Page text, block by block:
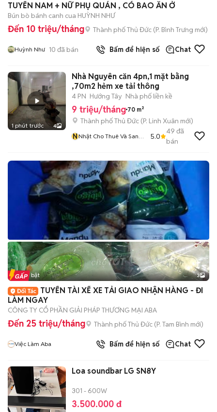
TUYỂN NAM + NỮ PHỤ QUÁN , CÓ BAO ĂN Ở
Bún bò bánh canh cua HUỲNH NHƯ
Đến 10 triệu/tháng Thành phố Thủ Đức (P. Bình Trưng mới)
Huỳnh Như 10 đã bán Bấm để hiện số Chat
1 phút trước 4
Nhà Nguyên căn 4pn,1 mặt bằng
,70m2 hẻm xe tải thông
4 PN Hướng Tây Nhà phố liền kề
9 triệu/tháng 70 m²
Thành phố Thủ Đức (P. Linh Xuân mới)
NNhật Cho Thuê Và Sang
5.0
49 đã
bán
Tin nổi bật 3
TUYỂN TÀI XẾ XE TẢI GIAO NHẬN HÀNG - ĐI
LÀM NGAY
CÔNG TY CỔ PHẦN GIẢI PHÁP THƯƠNG MẠI ABA
Đến 25 triệu/tháng Thành phố Thủ Đức (P. Tam Bình mới)
Việc Làm Aba Bấm để hiện số Chat
Loa soundbar LG SN8Y
301 - 600W
3.500.000 đ